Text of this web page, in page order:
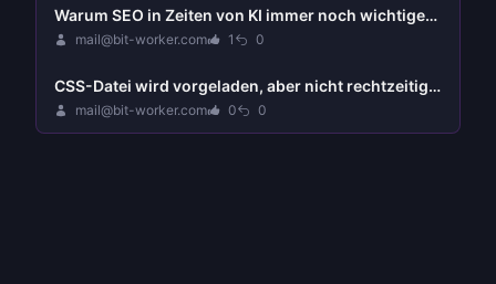
Warum SEO in Zeiten von KI immer noch wichtiger ist - GEO: Das neue Buzzword 2025
mail@bit-worker.com 1 0
CSS-Datei wird vorgeladen, aber nicht rechtzeitig genutzt - Preload-Warnung
mail@bit-worker.com 0 0